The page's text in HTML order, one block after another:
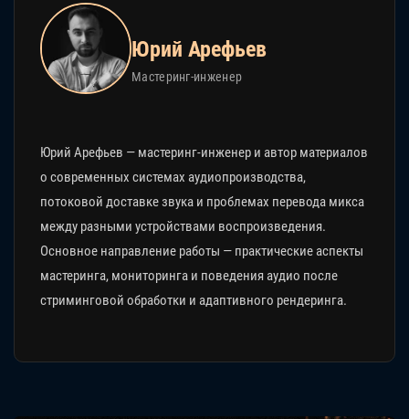
Юрий Арефьев
Мастеринг-инженер
Юрий Арефьев — мастеринг-инженер и автор материалов
о современных системах аудиопроизводства,
потоковой доставке звука и проблемах перевода микса
между разными устройствами воспроизведения.
Основное направление работы — практические аспекты
мастеринга, мониторинга и поведения аудио после
стриминговой обработки и адаптивного рендеринга.